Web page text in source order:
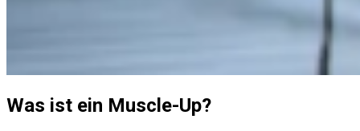
Was ist ein Muscle-Up?